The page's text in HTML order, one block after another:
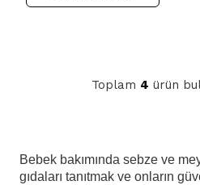
Toplam 4 ürün
Bebek bakımında sebze ve
gıdaları tanıtmak ve onların